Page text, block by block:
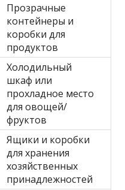
Прозрачные
контейнеры и
коробки для
продуктов
Холодильный
шкаф или
прохладное место
для овощей/
фруктов
Ящики и коробки
для хранения
хозяйственных
принадлежностей